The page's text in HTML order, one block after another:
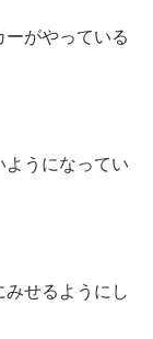
がやっている
ようになってい
せるようにし